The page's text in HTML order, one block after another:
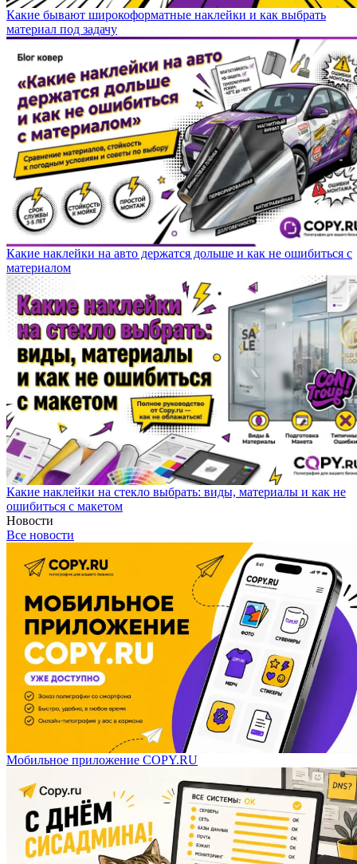
Какие бывают широкоформатные наклейки и как выбрать
материал под задачу
Какие наклейки на авто держатся дольше и как не ошибиться с
материалом
Какие наклейки на стекло выбрать: виды, материалы и как не
ошибиться с макетом
Новости
Все новости
Мобильное приложение COPY.RU